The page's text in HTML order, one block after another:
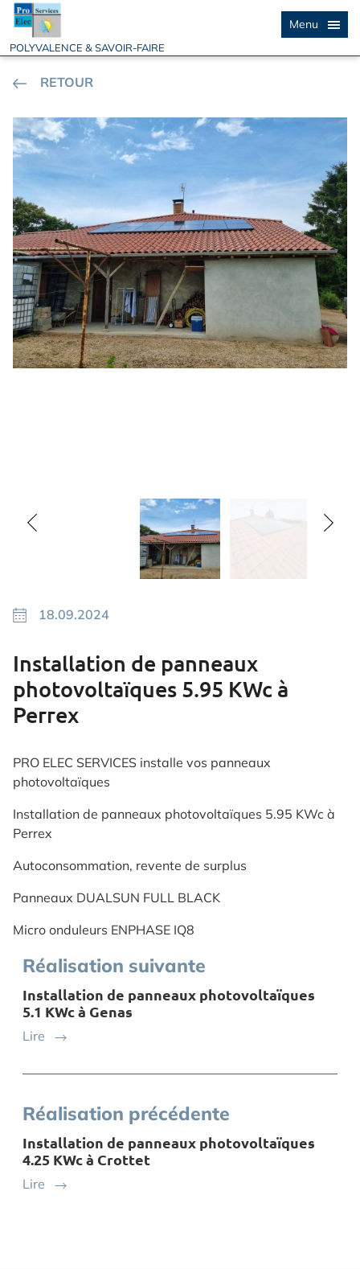
POLYVALENCE & SAVOIR-FAIRE
Menu
RETOUR
18.09.2024
Installation de panneaux
photovoltaïques 5.95 KWc à
Perrex
PRO ELEC SERVICES installe vos panneaux
photovoltaïques
Installation de panneaux photovoltaïques 5.95 KWc à
Perrex
Autoconsommation, revente de surplus
Panneaux DUALSUN FULL BLACK
Micro onduleurs ENPHASE IQ8
Réalisation suivante
Installation de panneaux photovoltaïques
5.1 KWc à Genas
Lire
Réalisation précédente
Installation de panneaux photovoltaïques
4.25 KWc à Crottet
Lire